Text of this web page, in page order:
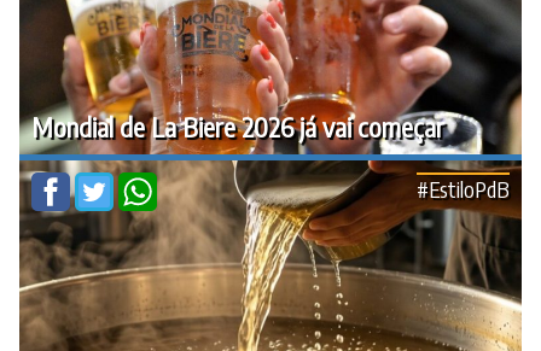
Mondial de La Biere 2026 já vai começar
#EstiloPdB